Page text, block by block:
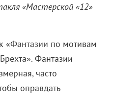
«Мастерской «12»
«Фантазии по мотивам
Фантазии –
часто
оправдать